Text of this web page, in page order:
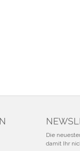
Die
damit Ihr